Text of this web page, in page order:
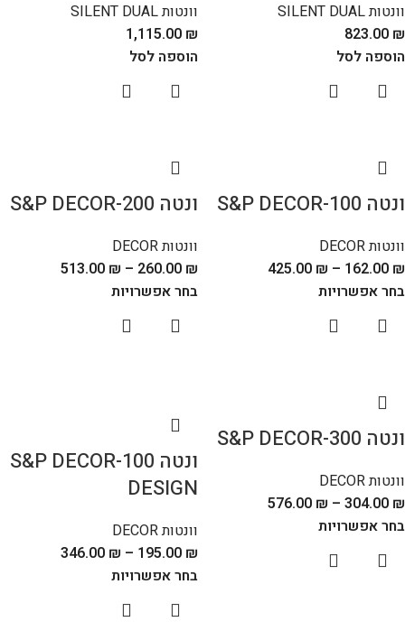
וונטות SILENT DUAL
823.00 ₪
הוספה לסל
וונטות SILENT DUAL
1,115.00 ₪
הוספה לסל
ונטה S&P DECOR-100
וונטות DECOR
162.00 ₪
–
425.00 ₪
בחר אפשרויות
ונטה S&P DECOR-200
וונטות DECOR
260.00 ₪
–
513.00 ₪
בחר אפשרויות
ונטה S&P DECOR-300
וונטות DECOR
304.00 ₪
–
576.00 ₪
בחר אפשרויות
ונטה S&P DECOR-100
DESIGN
וונטות DECOR
195.00 ₪
–
346.00 ₪
בחר אפשרויות